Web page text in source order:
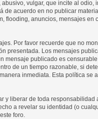
vulgar, que incite al
acuerdo en no publicar
anuncios, mensajes
Por favor recuerde que no
presentada. Los mensajes
publicado es
de un tiempo razonable, si
inmediata. Esta política se
liberar de toda
a revelar su identidad (o
foro.